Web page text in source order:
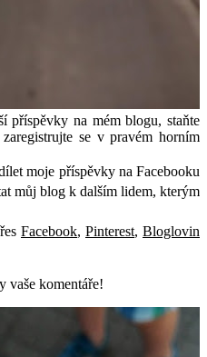
příspěvky na mém blogu, staňte
se v pravém horním
moje příspěvky na Facebooku
můj blog k dalším lidem, kterým
Facebook, Pinterest, Bloglovin
vaše komentáře!